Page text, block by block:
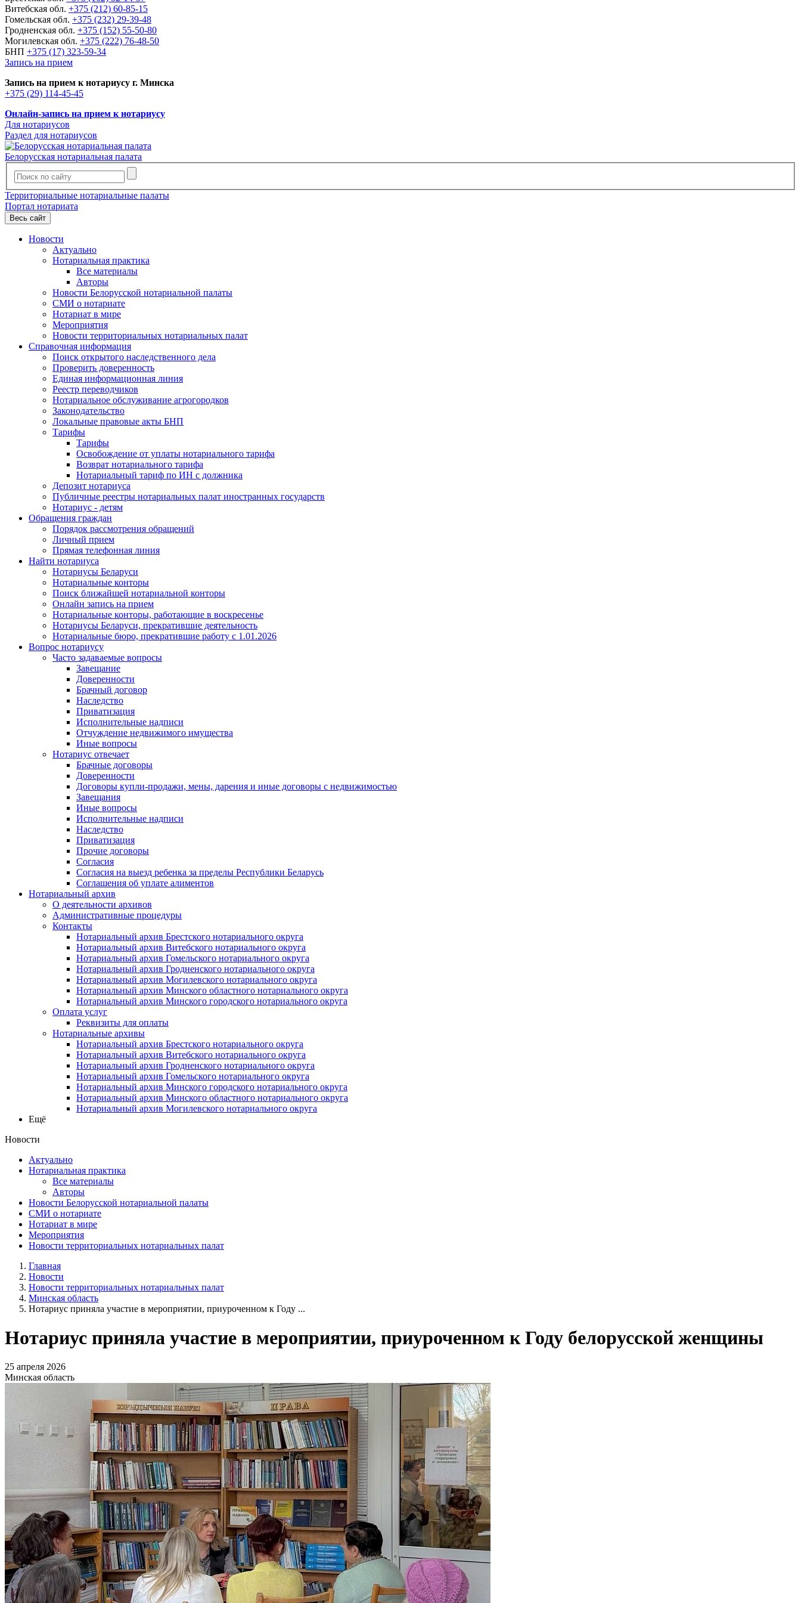
Витебская обл. +375 (212) 60-85-15
Гомельская обл. +375 (232) 29-39-48
Гродненская обл. +375 (152) 55-50-80
Могилевская обл. +375 (222) 76-48-50
БНП +375 (17) 323-59-34
Запись на прием
Запись на прием к нотариусу г. Минска
+375 (29) 114-45-45
Онлайн-запись на прием к нотариусу
Для нотариусов
Раздел для нотариусов
Белорусская нотариальная палата
Территориальные нотариальные палаты
Портал нотариата
Весь сайт
Новости
Актуально
Нотариальная практика
Все материалы
Авторы
Новости Белорусской нотариальной палаты
СМИ о нотариате
Нотариат в мире
Мероприятия
Новости территориальных нотариальных палат
Справочная информация
Поиск открытого наследственного дела
Проверить доверенность
Единая информационная линия
Реестр переводчиков
Нотариальное обслуживание агрогородков
Законодательство
Локальные правовые акты БНП
Тарифы
Тарифы
Освобождение от уплаты нотариального тарифа
Возврат нотариального тарифа
Нотариальный тариф по ИН с должника
Депозит нотариуса
Публичные реестры нотариальных палат иностранных государств
Нотариус - детям
Обращения граждан
Порядок рассмотрения обращений
Личный прием
Прямая телефонная линия
Найти нотариуса
Нотариусы Беларуси
Нотариальные конторы
Поиск ближайшей нотариальной конторы
Онлайн запись на прием
Нотариальные конторы, работающие в воскресенье
Нотариусы Беларуси, прекратившие деятельность
Нотариальные бюро, прекратившие работу с 1.01.2026
Вопрос нотариусу
Часто задаваемые вопросы
Завещание
Доверенности
Брачный договор
Наследство
Приватизация
Исполнительные надписи
Отчуждение недвижимого имущества
Иные вопросы
Нотариус отвечает
Брачные договоры
Доверенности
Договоры купли-продажи, мены, дарения и иные договоры с недвижимостью
Завещания
Иные вопросы
Исполнительные надписи
Наследство
Приватизация
Прочие договоры
Согласия
Согласия на выезд ребенка за пределы Республики Беларусь
Соглашения об уплате алиментов
Нотариальный архив
О деятельности архивов
Административные процедуры
Контакты
Нотариальный архив Брестского нотариального округа
Нотариальный архив Витебского нотариального округа
Нотариальный архив Гомельского нотариального округа
Нотариальный архив Гродненского нотариального округа
Нотариальный архив Могилевского нотариального округа
Нотариальный архив Минского областного нотариального округа
Нотариальный архив Минского городского нотариального округа
Оплата услуг
Реквизиты для оплаты
Нотариальные архивы
Нотариальный архив Брестского нотариального округа
Нотариальный архив Витебского нотариального округа
Нотариальный архив Гродненского нотариального округа
Нотариальный архив Гомельского нотариального округа
Нотариальный архив Минского городского нотариального округа
Нотариальный архив Минского областного нотариального округа
Нотариальный архив Могилевского нотариального округа
Ещё
Новости
Актуально
Нотариальная практика
Все материалы
Авторы
Новости Белорусской нотариальной палаты
СМИ о нотариате
Нотариат в мире
Мероприятия
Новости территориальных нотариальных палат
Главная
Новости
Новости территориальных нотариальных палат
Минская область
Нотариус приняла участие в мероприятии, приуроченном к Году ...
Нотариус приняла участие в мероприятии, приуроченном к Году белорусской женщины
25 апреля 2026
Минская область